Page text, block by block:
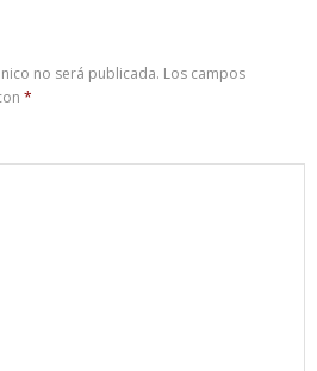
no será publicada. Los campos
*